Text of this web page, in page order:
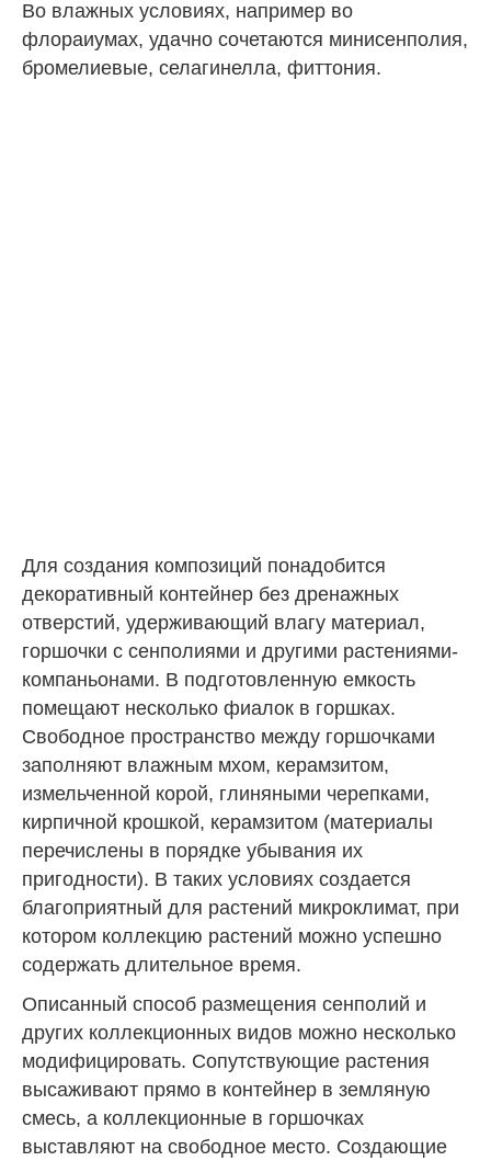
Во влажных условиях, например во
флораиумах, удачно сочетаются минисенполия,
бромелиевые, селагинелла, фиттония.
Для создания композиций понадобится
декоративный контейнер без дренажных
отверстий, удерживающий влагу материал,
горшочки с сенполиями и другими растениями-
компаньонами. В подготовленную емкость
помещают несколько фиалок в горшках.
Свободное пространство между горшочками
заполняют влажным мхом, керамзитом,
измельченной корой, глиняными черепками,
кирпичной крошкой, керамзитом (материалы
перечислены в порядке убывания их
пригодности). В таких условиях создается
благоприятный для растений микроклимат, при
котором коллекцию растений можно успешно
содержать длительное время.
Описанный способ размещения сенполий и
других коллекционных видов можно несколько
модифицировать. Сопутствующие растения
высаживают прямо в контейнер в земляную
смесь, а коллекционные в горшочках
выставляют на свободное место. Создающие